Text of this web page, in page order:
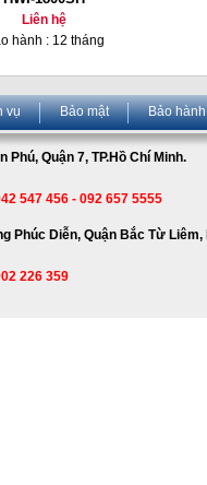
Liên hệ
hành : 12 tháng
vụ Bảo mật Bảo hành
Quận 7, TP.Hồ Chí Minh.
547 456 - 092 657 5555
Phúc Diễn, Quận Bắc Từ Liêm,
226 359